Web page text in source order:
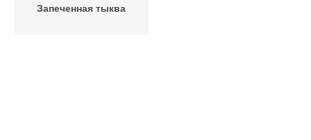
Запеченная тыква